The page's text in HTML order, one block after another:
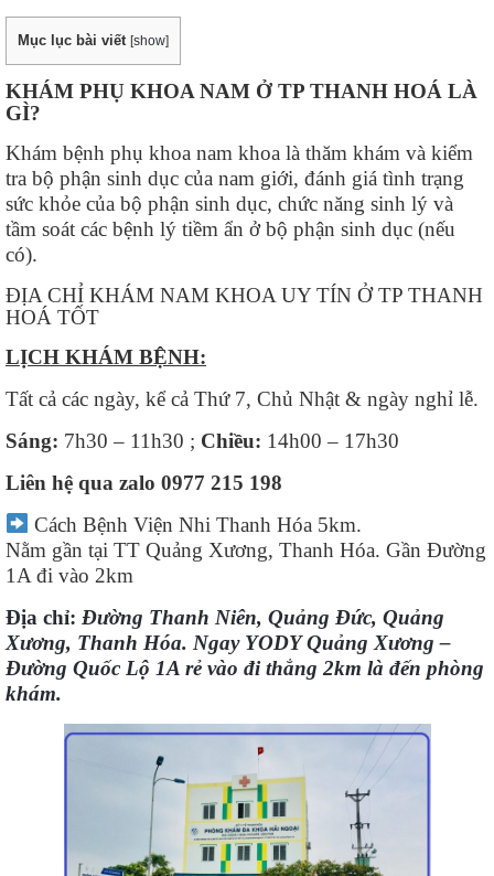
Mục lục bài viết [show]
KHÁM PHỤ KHOA NAM Ở TP THANH HOÁ LÀ
GÌ?
Khám bệnh phụ khoa nam khoa là thăm khám và kiểm
tra bộ phận sinh dục của nam giới, đánh giá tình trạng
sức khỏe của bộ phận sinh dục, chức năng sinh lý và
tầm soát các bệnh lý tiềm ẩn ở bộ phận sinh dục (nếu
có).
ĐỊA CHỈ KHÁM NAM KHOA UY TÍN Ở TP THANH
HOÁ TỐT
LỊCH KHÁM BỆNH:
Tất cả các ngày, kể cả Thứ 7, Chủ Nhật & ngày nghỉ lễ.
Sáng: 7h30 – 11h30 ; Chiều: 14h00 – 17h30
Liên hệ qua zalo 0977 215 198
Cách Bệnh Viện Nhi Thanh Hóa 5km.
Nằm gần tại TT Quảng Xương, Thanh Hóa. Gần Đường
1A đi vào 2km
Địa chỉ: Đường Thanh Niên, Quảng Đức, Quảng
Xương, Thanh Hóa. Ngay YODY Quảng Xương –
Đường Quốc Lộ 1A rẻ vào đi thẳng 2km là đến phòng
khám.